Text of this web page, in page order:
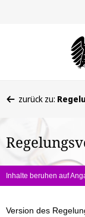
befinden
hier:
zurück zu:
Inhalte beruhen auf
Version des